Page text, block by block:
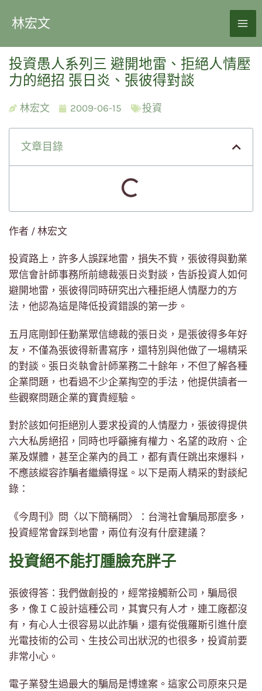
林宏文
投資愚人系列三 避開地雷、拒絕人情壓
力的絕招 張日炎、張彼得對談
林宏文 2009-06-15 投資
文章目錄
作者 / 林宏文
投資路上，許多人誤踩地雷，損失不貲，張彼得與勤業
眾信會計師事務所前總裁張日炎對談，告訴投資人如何
避開地雷，張彼得同時研究出六種拒絕人情壓力的方
法，他認為這是降低投資錯誤的第一步。
五月底剛卸任勤業眾信總裁的張日炎，是張彼得多年好
友，不僅為張彼得新書寫序，還特別與他做了一場精采
的對談。張日炎執會計師業務二十餘年，不但了解各種
企業問題，也看過不少企業掏空的手法，他提供讀者一
些觀察問題企業的寶貴經驗。
對於該如何拒絕別人要求投資的人情壓力，張彼得提供
六大私房絕招，同時也呼籲擁有權力、名望的政府、企
業及媒體，甚至企業內的員工，都有責任跳出來爆料，
不應該縱容詐騙者繼續得逞。以下是兩人精采的對談紀
錄：
《今周刊》問〈以下簡稱問〉：台灣社會騙局那麼多，
投資經常會踩到地雷，兩位有沒有什麼建議？
投資絕不能打腫臉充胖子
張彼得答：我們做創投的，經常接觸新公司，騙局很
多，像ＩＣ設計這種公司，其實只有人才，連工廠都沒
有，有心人士很容易以此詐騙，還有從俄羅斯引進什麼
光電技術的公司、生技公司出狀況的也很多，投資前要
非常小心。
電子業發生過最大的騙局是博達案。這家公司原來只是